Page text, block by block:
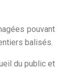
pouvant
balisés.
du public et